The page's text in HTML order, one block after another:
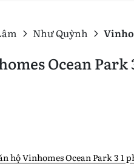
Như Quỳnh
Ocean Park
hộ Vinhomes Ocean Park 3 1